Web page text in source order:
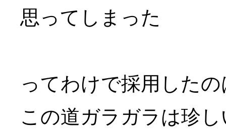
思ってしまった
ってわけで採用した
この道ガラガラは珍